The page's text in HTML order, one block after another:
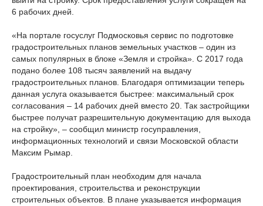
6 рабочих дней.
«На портале госуслуг Подмосковья сервис по подготовке
градостроительных планов земельных участков – один из
самых популярных в блоке «Земля и стройка». С 2017 года
подано более 108 тысяч заявлений на выдачу
градостроительных планов. Благодаря оптимизации теперь
данная услуга оказывается быстрее: максимальный срок
согласования – 14 рабочих дней вместо 20. Так застройщики
быстрее получат разрешительную документацию для выхода
на стройку», – сообщил министр госуправления,
информационных технологий и связи Московской области
Максим Рымар.
Градостроительный план необходим для начала
проектирования, строительства и реконструкции
строительных объектов. В плане указывается информация